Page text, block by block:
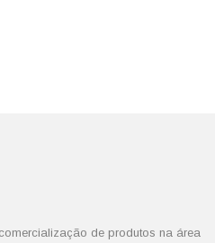
de produtos na área